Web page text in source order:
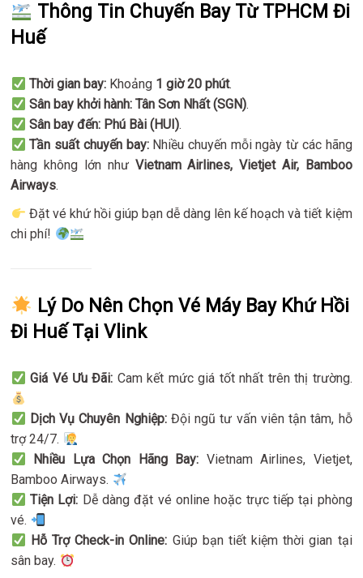
Thông Tin Chuyến Bay Từ TPHCM Đi
Huế
Thời gian bay:Khoảng 1 giờ 20 phút.
Sân bay khởi hành: Tân Sơn Nhất (SGN).
Sân bay đến: Phú Bài (HUI).
Tần suất chuyến bay:Nhiều chuyến mỗi ngày từ các hãng
hàng không lớn như Vietnam Airlines, Vietjet Air, Bamboo
Airways.
Đặt vé khứ hồi giúp bạn dễ dàng lên kế hoạch và tiết kiệm
chi phí!
Lý Do Nên Chọn Vé Máy Bay Khứ Hồi
Đi Huế Tại Vlink
Giá Vé Ưu Đãi: Cam kết mức giá tốt nhất trên thị trường.
Dịch Vụ Chuyên Nghiệp:Đội ngũ tư vấn viên tận tâm, hỗ
trợ 24/7.
Nhiều Lựa Chọn Hãng Bay: Vietnam Airlines, Vietjet,
Bamboo Airways.
Tiện Lợi: Dễ dàng đặt vé online hoặc trực tiếp tại phòng
vé.
Hỗ Trợ Check-in Online: Giúp bạn tiết kiệm thời gian tại
sân bay.